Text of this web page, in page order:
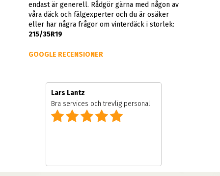
endast är generell. Rådgör gärna med någon av
våra däck och fälgexperter och du är osäker
eller har några frågor om vinterdäck i storlek:
215/35R19
GOOGLE RECENSIONER
Lars Lantz
Bra services och trevlig personal.